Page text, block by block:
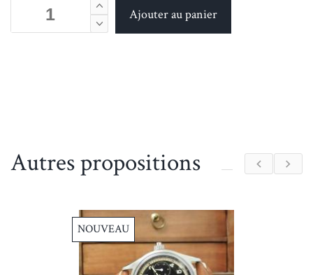
Autres propositions
NOUVEAU